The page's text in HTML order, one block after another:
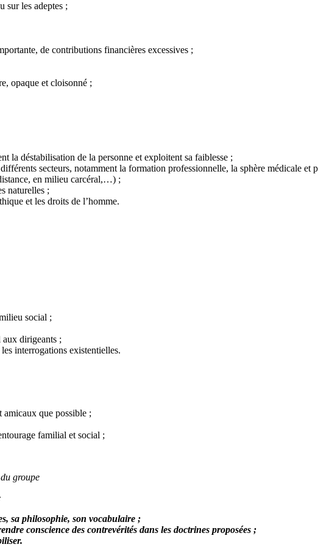
sur les adeptes ;
de contributions financières excessives ;
opaque et cloisonné ;
la déstabilisation de la personne et exploitent sa faiblesse ;
secteurs, notamment la formation professionnelle, la sphère médicale
en milieu carcéral,…) ;
naturelles ;
et les droits de l’homme.
social ;
aux dirigeants ;
interrogations existentielles.
amicaux que possible ;
familial et social ;
groupe
sa philosophie, son vocabulaire ;
conscience des contrevérités dans les doctrines proposées ;